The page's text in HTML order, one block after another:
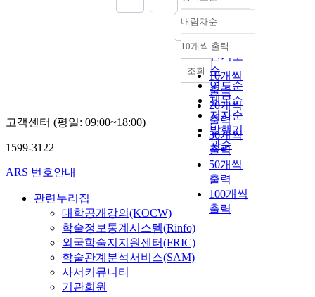
정확도
순
인기도
순
연도순
제목순
저자순
발행기
관순
내림차순
내림차순
10개씩 출력
10개씩
출력
20개씩
출력
30개씩
출력
50개씩
출력
100개씩
출력
조회
고객센터 (평일: 09:00~18:00)
1599-3122
ARS 번호안내
관련누리집
대학공개강의(KOCW)
학술정보통계시스템(Rinfo)
외국학술지지원센터(FRIC)
학술관계분석서비스(SAM)
사서커뮤니티
기관회원